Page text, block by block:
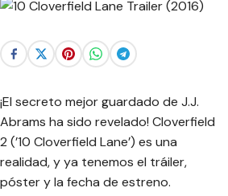
¡El secreto mejor guardado de J.J.
Abrams ha sido revelado! Cloverfield
2 (’10 Cloverfield Lane’) es una
realidad, y ya tenemos el tráiler,
póster y la fecha de estreno.